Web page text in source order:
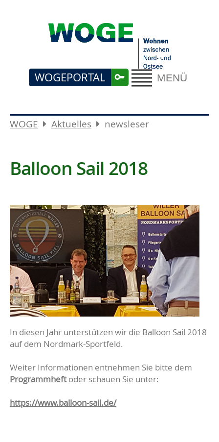
MENÜ
WOGEPORTAL
WOGE Aktuelles newsleser
Balloon Sail 2018
In diesen Jahr unterstützen wir die Balloon Sail 2018
auf dem Nordmark-Sportfeld.
Weiter Informationen entnehmen Sie bitte dem
Programmheftoder schauen Sie unter:
https://www.balloon-sail.de/